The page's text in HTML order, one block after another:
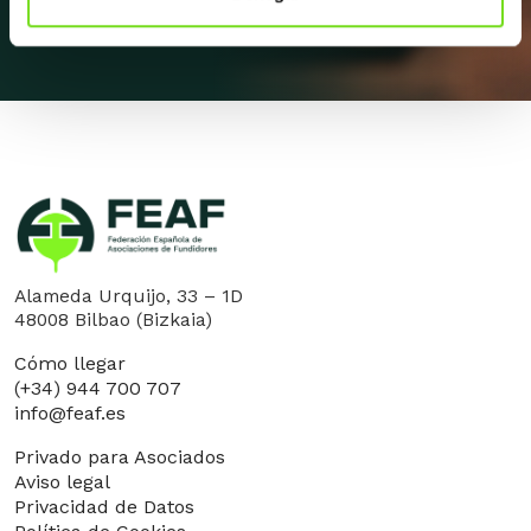
Alameda Urquijo, 33 – 1D
48008 Bilbao (Bizkaia)
Cómo llegar
(+34) 944 700 707
info@feaf.es
Privado para Asociados
Aviso legal
Privacidad de Datos